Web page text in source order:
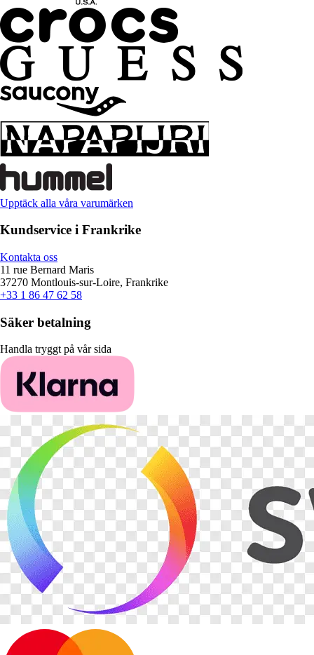
Upptäck alla våra varumärken
Kundservice i Frankrike
Kontakta oss
11 rue Bernard Maris
37270 Montlouis-sur-Loire, Frankrike
+33 1 86 47 62 58
Säker betalning
Handla tryggt på vår sida